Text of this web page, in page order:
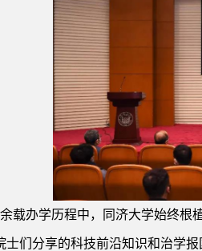
载办学历程中，同济大学始终根
士们分享的科技前沿知识和治学